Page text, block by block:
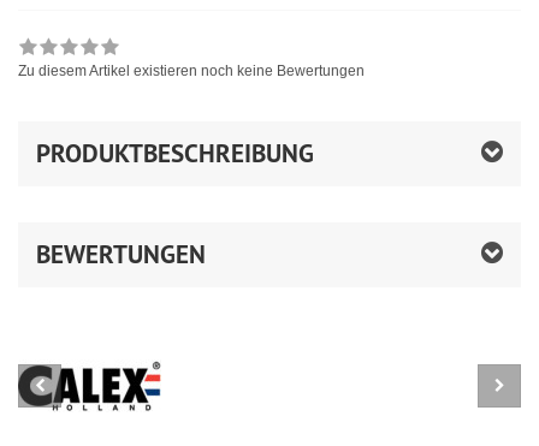
Zu diesem Artikel existieren noch keine Bewertungen
PRODUKTBESCHREIBUNG
BEWERTUNGEN